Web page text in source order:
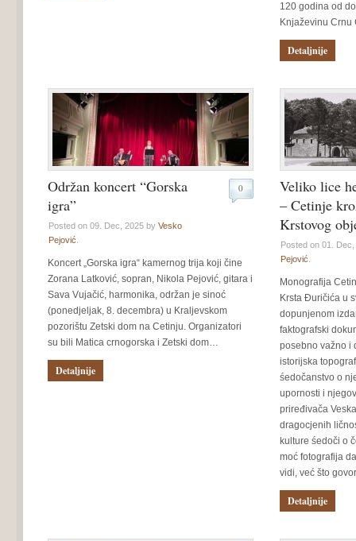
120 godina od
Knjaževinu
Detaljnije
Održan koncert “Gorska
igra”
Posted on 09. Dec, 2025 by Vesko
Pejović
0
Koncert „Gorska igra“ kamernog trija koji čine
Zorana Latković, sopran, Nikola Pejović, gitara i
Sava Vujačić, harmonika, održan je sinoć
(ponedjeljak, 8. decembra) u Kraljevskom
pozorištu Zetski dom na Cetinju. Organizatori
su bili Matica crnogorska i Zetski dom…
Detaljnije
Veliko lice
– Cetinje
Krstovog
Posted on 01.
Pejović
Monografija
Krsta Đuričića u
dopunjenom
faktografski
posebno važno i
istorijska
śedočanstvo o
upornosti i
priređivača
dragocjenih
kulture śedoči o
moć fotografija
vidi, već što
Detaljnije